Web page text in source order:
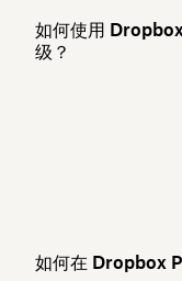
如何使用
级？
如何在 Dropbox